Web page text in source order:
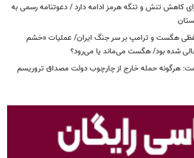
کاهش تنش و تنگه هرمز ادامه دارد / دعوتنامه رسمی به
هگست و ترامپ بر سر جنگ ایران/ عملیات «خشم
شده بود/ هگست می‌ماند یا می‌رود؟
هرگونه حمله خارج از چارچوب دولت مصداق تروریسم